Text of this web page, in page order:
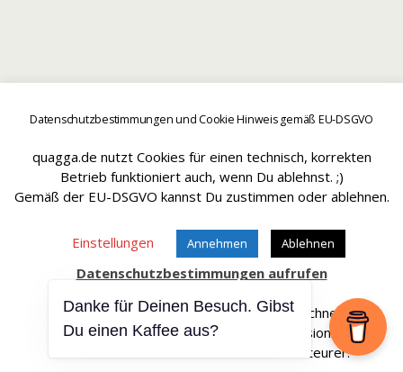
Datenschutzbestimmungen und Cookie Hinweis gemäß EU-DSGVO
quagga.de nutzt Cookies für einen technisch, korrekten
Betrieb funktioniert auch, wenn Du ablehnst. ;)
Gemäß der EU-DSGVO kannst Du zustimmen oder ablehnen.
Einstellungen Annehmen Ablehnen
Datenschutzbestimmungen aufrufen
Affiliate Links sind mit einem * gekennteichnet.
Wir erhalten bei einem Kauf eine Provision.
Die Artikel werden für Dich dadurch nicht teurer.
Danke für Deinen Besuch. Gibst
Du einen Kaffee aus?